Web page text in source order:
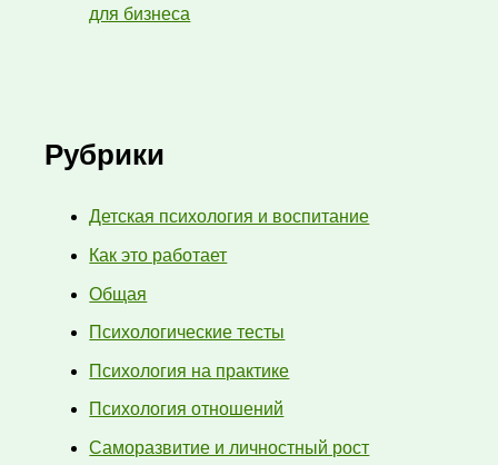
для бизнеса
Рубрики
Детская психология и воспитание
Как это работает
Общая
Психологические тесты
Психология на практике
Психология отношений
Саморазвитие и личностный рост